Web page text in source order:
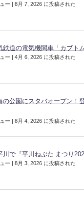
ー | 8月 7, 2026 に投稿された
鉄道の電気機関車「カブト
ー | 4月 6, 2026 に投稿された
の公園にスタバオープン！
ー | 8月 4, 2026 に投稿された
川で『平川ねぷた まつり
ー | 8月 3, 2026 に投稿された